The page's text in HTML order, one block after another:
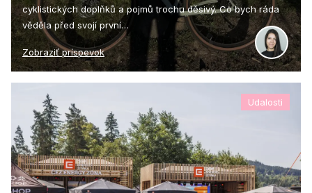
cyklistických doplňků a pojmů trochu děsivý. Co bych ráda
věděla před svojí první…
Zobraziť príspevok
Udalosti